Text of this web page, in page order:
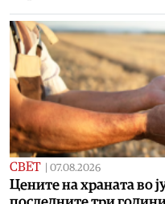
СВЕТ 07.08.2026
Цените на храната во